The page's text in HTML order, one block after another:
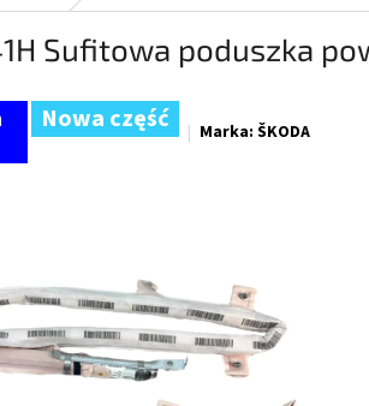
Sufitowa poduszka
Nowa część Marka: ŠKODA